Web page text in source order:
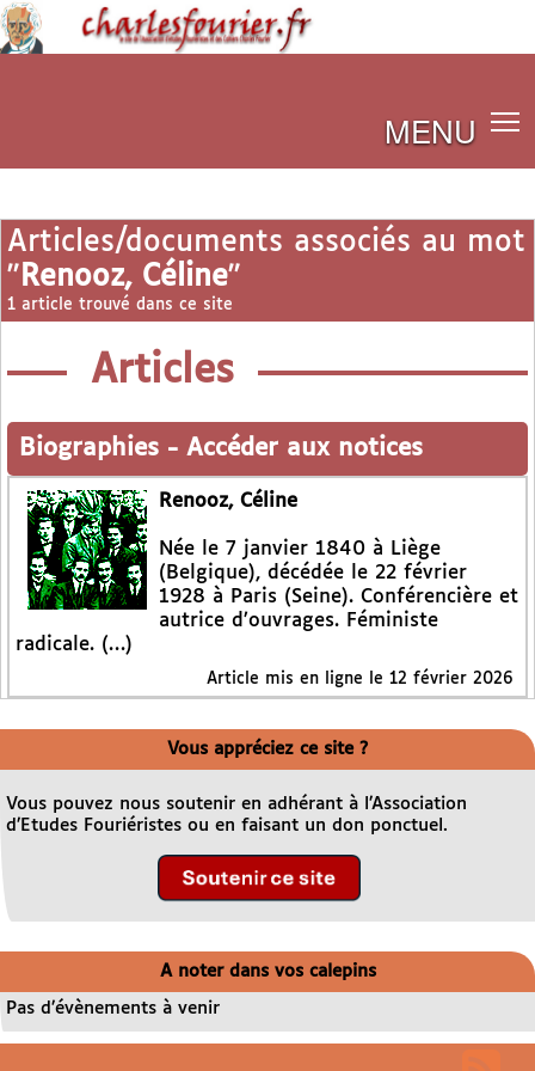
MENU
Articles/documents associés au mot
" Renooz, Céline"
1 article trouvé dans ce site
Articles
Biographies - Accéder aux notices
Renooz, Céline
Née le 7 janvier 1840 à Liège
(Belgique), décédée le 22 février
1928 à Paris (Seine). Conférencière et
autrice d’ouvrages. Féministe
radicale. (…)
Article mis en ligne le 12 février 2026
Vous appréciez ce site ?
Vous pouvez nous soutenir en adhérant à l’Association
d’Etudes Fouriéristes ou en faisant un don ponctuel.
A noter dans vos calepins
Pas d’évènements à venir